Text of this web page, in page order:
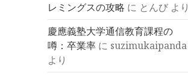
レミングスの攻略 に とんび より
慶應義塾大学通信教育課程の
噂：卒業率 に suzimukaipanda
より